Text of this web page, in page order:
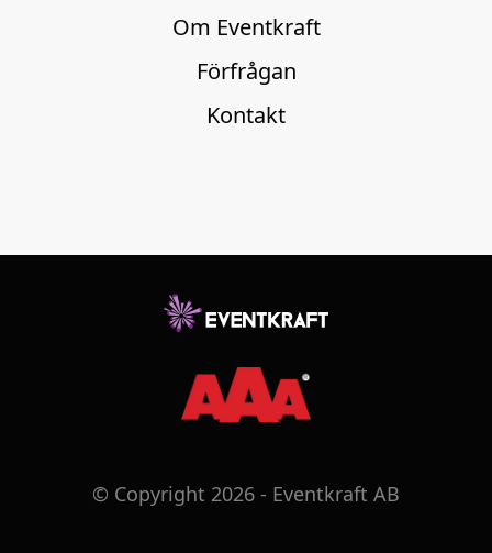
Om Eventkraft
Förfrågan
Kontakt
© Copyright 2026 - Eventkraft AB